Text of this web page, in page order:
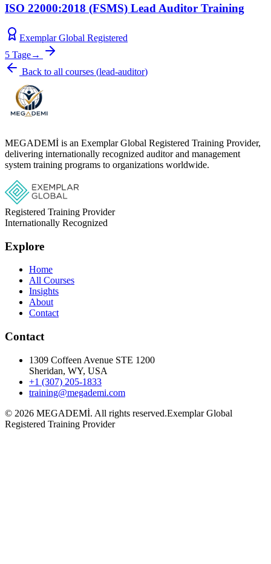
ISO 22000:2018 (FSMS) Lead Auditor Training
Exemplar Global Registered
5 Tage→
Back to all courses (lead-auditor)
MEGADEMİ is an Exemplar Global Registered Training Provider,
delivering internationally recognized auditor and management
system training programs to organizations worldwide.
Registered Training Provider
Internationally Recognized
Explore
Home
All Courses
Insights
About
Contact
Contact
1309 Coffeen Avenue STE 1200
Sheridan, WY, USA
+1 (307) 205-1833
training@megademi.com
© 2026 MEGADEMİ. All rights reserved.Exemplar Global
Registered Training Provider